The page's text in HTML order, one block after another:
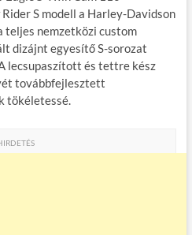
S modell a Harley-Davidson
teljes nemzetközi custom
dizájnt egyesítő S-sorozat
lecsupaszított és tettre kész
továbbfejlesztett
tökéletessé.